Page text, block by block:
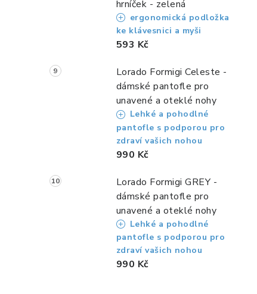
hrníček - zelená
ergonomická podložka
ke klávesnici a myši
593 Kč
Lorado Formigi Celeste -
dámské pantofle pro
unavené a oteklé nohy
Lehké a pohodlné
pantofle s podporou pro
zdraví vašich nohou
990 Kč
Lorado Formigi GREY -
dámské pantofle pro
unavené a oteklé nohy
Lehké a pohodlné
pantofle s podporou pro
zdraví vašich nohou
990 Kč